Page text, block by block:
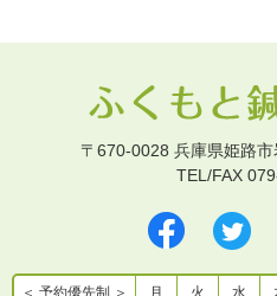
〒670-0028 兵庫県姫路
TEL/FAX
＜ 予約優先制 ＞ 月 火 水